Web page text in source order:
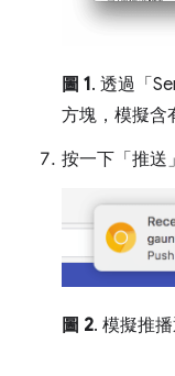
圖 1. 透過「
方塊，模擬含
按一下「推送」
圖 2. 模擬推